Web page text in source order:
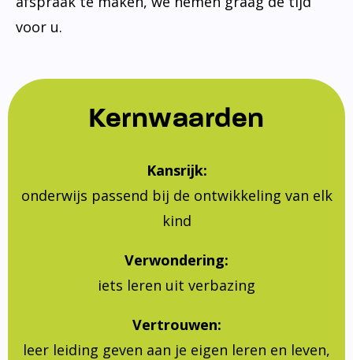
voor u.
Kernwaarden
Kansrijk:
onderwijs passend bij de ontwikkeling van elk
kind
Verwondering:
iets leren uit verbazing
Vertrouwen:
leer leiding geven aan je eigen leren en leven,